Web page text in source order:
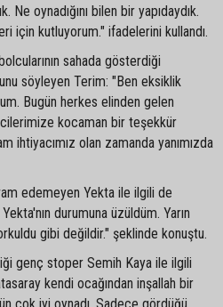
oynadığını bilen bir yapıdaydık.
için kutluyorum." ifadelerini kullandı.
sahada gösterdiği
söyleyen Terim: "Ben eksiklik
Bugün herkes elinden gelen
kocaman bir teşekkür
ihtiyacımız olan zamanda yanımızda
edemeyen Yekta ile ilgili de
durumuna üzüldüm. Yarın
gibi değildir." şeklinde konuştu.
genç stoper Semih Kaya ile ilgili
kendi ocağından inşallah bir